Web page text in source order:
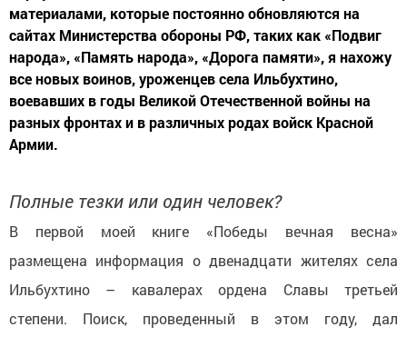
материалами, которые постоянно обновляются на
сайтах Министерства обороны РФ, таких как «Подвиг
народа», «Память народа», «Дорога памяти», я нахожу
все новых воинов, уроженцев села Ильбухтино,
воевавших в годы Великой Отечественной войны на
разных фронтах и в различных родах войск Красной
Армии.
Полные тезки или один человек?
В первой моей книге «Победы вечная весна»
размещена информация о двенадцати жителях села
Ильбухтино – кавалерах ордена Славы третьей
степени. Поиск, проведенный в этом году, дал